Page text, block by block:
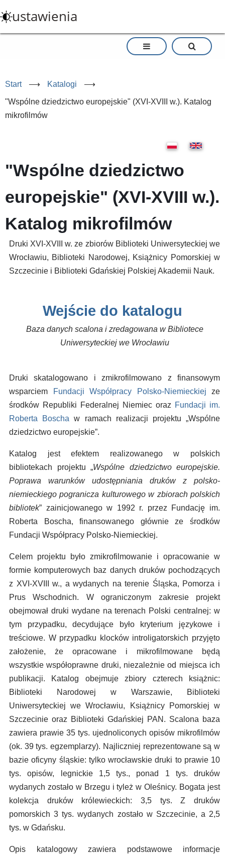
do
treści
ustawienia
Start ⟶ Katalogi ⟶
"Wspólne dziedzictwo europejskie" (XVI-XVIII w.). Katalog
mikrofilmów
"Wspólne dziedzictwo
europejskie" (XVI-XVIII w.).
Katalog mikrofilmów
Druki XVI-XVIII w. ze zbiorów Biblioteki Uniwersyteckiej we
Wrocławiu, Biblioteki Narodowej, Książnicy Pomorskiej w
Szczecinie i Biblioteki Gdańskiej Polskiej Akademii Nauk.
Wejście do katalogu
Baza danych scalona i zredagowana w Bibliotece
Uniwersyteckiej we Wrocławiu
Druki skatalogowano i zmikrofilmowano z finansowym
wsparciem
Fundacji Współpracy Polsko-Niemieckiej ze
środków Republiki Federalnej Niemiec oraz Fundacji im.
Roberta Boscha w ramach realizacji projektu „Wspólne
dziedzictwo europejskie”.
Katalog jest efektem realizowanego w polskich
bibliotekach projektu „Wspólne dziedzictwo europejskie.
Poprawa warunków udostępniania druków z polsko-
niemieckiego pogranicza kulturowego w zbiorach polskich
bibliotek” zainicjowanego w 1992 r. przez Fundację im.
Roberta Boscha, finansowanego głównie ze środków
Fundacji Współpracy Polsko-Niemieckiej.
Celem projektu było zmikrofilmowanie i opracowanie w
formie komputerowych baz danych druków pochodzących
z XVI-XVIII w., a wydanych na terenie Śląska, Pomorza i
Prus Wschodnich. W ograniczonym zakresie projekt
obejmował druki wydane na terenach Polski centralnej: w
tym przypadku, decydujące było kryterium językowe i
treściowe. W przypadku klocków introligatorskich przyjęto
założenie, że opracowane i mikrofilmowane będą
wszystkie współoprawne druki, niezależnie od miejsca ich
publikacji. Katalog obejmuje zbiory czterech książnic:
Biblioteki Narodowej w Warszawie, Biblioteki
Uniwersyteckiej we Wrocławiu, Książnicy Pomorskiej w
Szczecinie oraz Biblioteki Gdańskiej PAN. Scalona baza
zawiera prawie 35 tys. ujednoliconych opisów mikrofilmów
(ok. 39 tys. egzemplarzy). Najliczniej reprezentowane są w
bazie oficyny śląskie: tylko wrocławskie druki to prawie 10
tys. opisów, legnickie 1,5 tys., ponad 1 tys. druków
wydanych zostało w Brzegu i tyleż w Oleśnicy. Bogata jest
kolekcja druków królewieckich: 3,5 tys. Z druków
pomorskich 3 tys. wydanych zostało w Szczecinie, a 2,5
tys. w Gdańsku.
Opis katalogowy zawiera podstawowe informacje